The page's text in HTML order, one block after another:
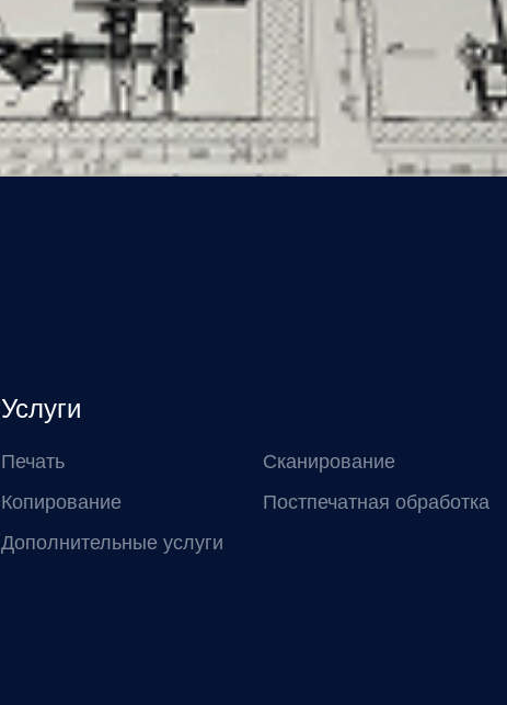
Услуги
Печать
Сканирование
Копирование
Постпечатная обработка
Дополнительные услуги